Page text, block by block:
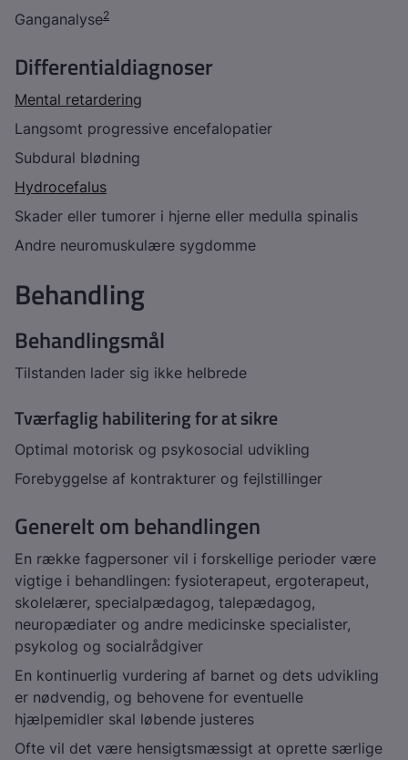
Ganganalyse2
Differentialdiagnoser
Mental retardering
Langsomt progressive encefalopatier
Subdural blødning
Hydrocefalus
Skader eller tumorer i hjerne eller medulla spinalis
Andre neuromuskulære sygdomme
Behandling
Behandlingsmål
Tilstanden lader sig ikke helbrede
Tværfaglig habilitering for at sikre
Optimal motorisk og psykosocial udvikling
Forebyggelse af kontrakturer og fejlstillinger
Generelt om behandlingen
En række fagpersoner vil i forskellige perioder være
vigtige i behandlingen: fysioterapeut, ergoterapeut,
skolelærer, specialpædagog, talepædagog,
neuropædiater og andre medicinske specialister,
psykolog og socialrådgiver
En kontinuerlig vurdering af barnet og dets udvikling
er nødvendig, og behovene for eventuelle
hjælpemidler skal løbende justeres
Ofte vil det være hensigtsmæssigt at oprette særlige